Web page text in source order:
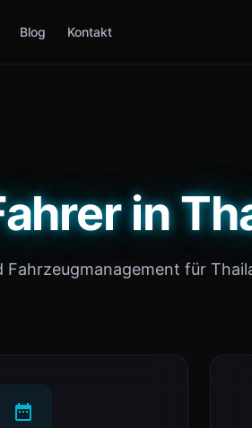
Blog Kontakt
in
für